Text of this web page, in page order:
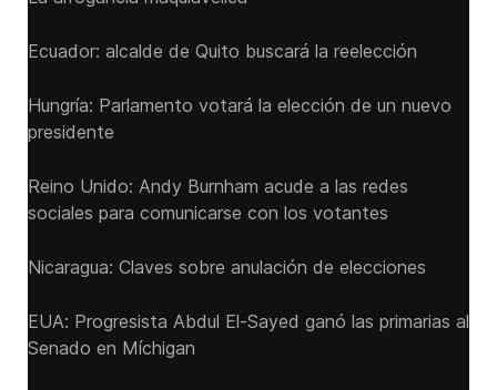
Ecuador: alcalde de Quito buscará la reelección
Hungría: Parlamento votará la elección de un nuevo
presidente
Reino Unido: Andy ‌Burnham acude a las redes
sociales para comunicarse con los votantes
Nicaragua: Claves sobre anulación de elecciones
EUA: Progresista Abdul El-Sayed ganó las primarias al
Senado ‌en Míchigan